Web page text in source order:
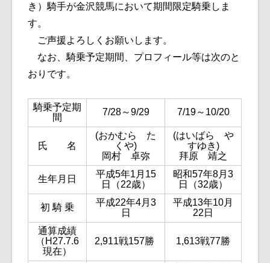
き）騎手が金沢競馬において期間限定騎乗しま
す。
ご声援よろしくお願いします。
なお、騎乗予定期間、プロフィール等は次のと
おりです。
騎乗予定期
間
7/28～9/29 7/19～10/20
氏 名
(おかむら た
くや)
岡村 卓弥
(はいばら や
すゆき)
拜原 靖之
生年月日
平成5年1月15
日（22歳）
昭和57年8月3
日（32歳）
初 騎 乗
平成22年4月3
日
平成13年10月
22日
通算成績
（H27.7.6
現在）
2,911戦157勝 1,613戦77勝